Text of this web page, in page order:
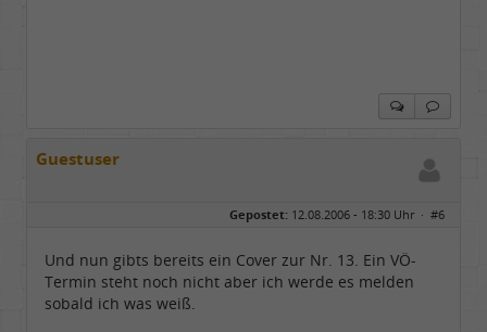
Guestuser
Gepostet: 12.08.2006 - 18:30 Uhr · #6
Und nun gibts bereits ein Cover zur Nr. 13. Ein VÖ-
Termin steht noch nicht aber ich werde es melden
sobald ich was weiß.